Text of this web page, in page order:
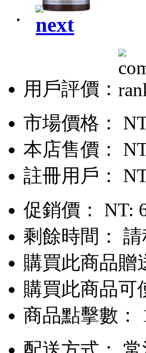
用戶評價：
市場價格：
本店售價：
註冊用戶：
促銷價： NT:
剩餘時間：
購買此商品贈
購買此商品可
商品點擊數：